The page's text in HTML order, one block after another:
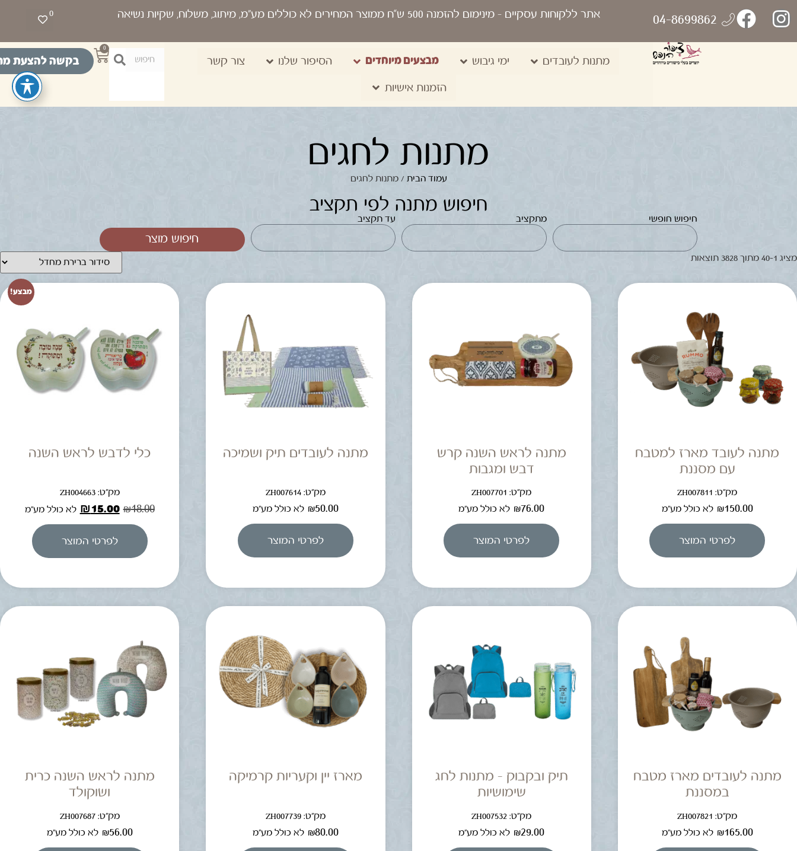
0 אתר ללקוחות עסקיים- מינימום להזמנה 500 ש“ח ממוצר המחירים לא כוללים מע"מ, מיתוג, משלוח, שקיות נשיאה 04-8699862
מתנות לעובדים ימי גיבוש מבצעים מיוחדים הסיפור שלנו צור קשר
הזמנות אישיות
0
בקשה להצעת
מתנות לחגים
עמוד הבית / מתנות לחגים
חיפוש מתנה לפי תקציב
חיפוש חופשי מתקציב עד תקציב
חיפוש מוצר
מציג 1–40 מתוך 3828 תוצאות
מתנה לעובד מארז למטבח
עם מסננת
מק"ט: ZH007811
₪150.00 לא כולל מע"מ
לפרטי המוצר
מתנה לראש השנה קרש
דבש ומגבות
מק"ט: ZH007701
₪76.00 לא כולל מע"מ
לפרטי המוצר
מתנה לעובדים תיק ושמיכה
מק"ט: ZH007614
₪50.00 לא כולל מע"מ
לפרטי המוצר
מבצע!
כלי לדבש לראש השנה
מק"ט: ZH004663
₪18.00
₪15.00 לא כולל מע"מ
לפרטי המוצר
מתנה לעובדים מארז מטבח
במסננת
מק"ט: ZH007821
₪165.00 לא כולל מע"מ
תיק ובקבוק – מתנות לחג
שימושיות
מק"ט: ZH007532
₪29.00 לא כולל מע"מ
מארז יין וקעריות קרמיקה
מק"ט: ZH007739
₪80.00 לא כולל מע"מ
מתנה לראש השנה כרית
ושוקולד
מק"ט: ZH007687
₪56.00 לא כולל מע"מ